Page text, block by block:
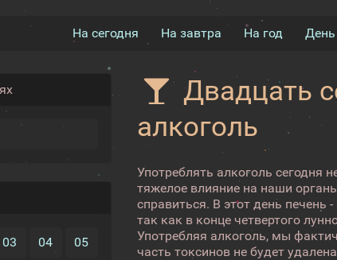
На сегодня На завтра На год
03 04 05
Двадцать
алкоголь
Употреблять алкоголь сегодня
тяжелое влияние на наши
справиться. В этот день
так как в конце четвертого
Употребляя алкоголь, мы
часть токсинов не будет